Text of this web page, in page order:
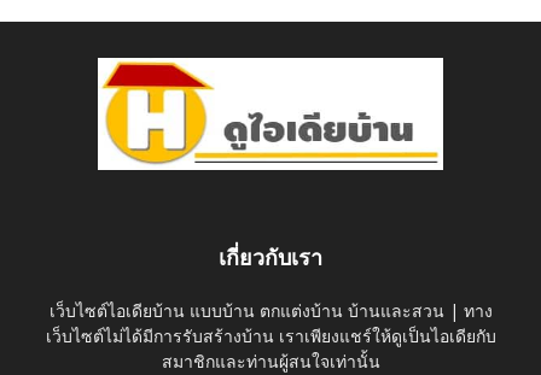
เกี่ยวกับเรา
เว็บไซต์ไอเดียบ้าน แบบบ้าน ตกแต่งบ้าน บ้านและสวน | ทาง
เว็บไซต์ไม่ได้มีการรับสร้างบ้าน เราเพียงแชร์ให้ดูเป็นไอเดียกับ
สมาชิกและท่านผู้สนใจเท่านั้น